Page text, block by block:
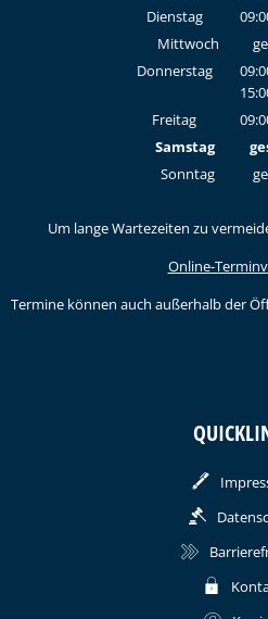
Dienstag
Mittwoch
Donnerstag
Freitag
Samstag
Sonntag
Um lange Wartezeiten zu
Online-
Termine können auch außerhalb der